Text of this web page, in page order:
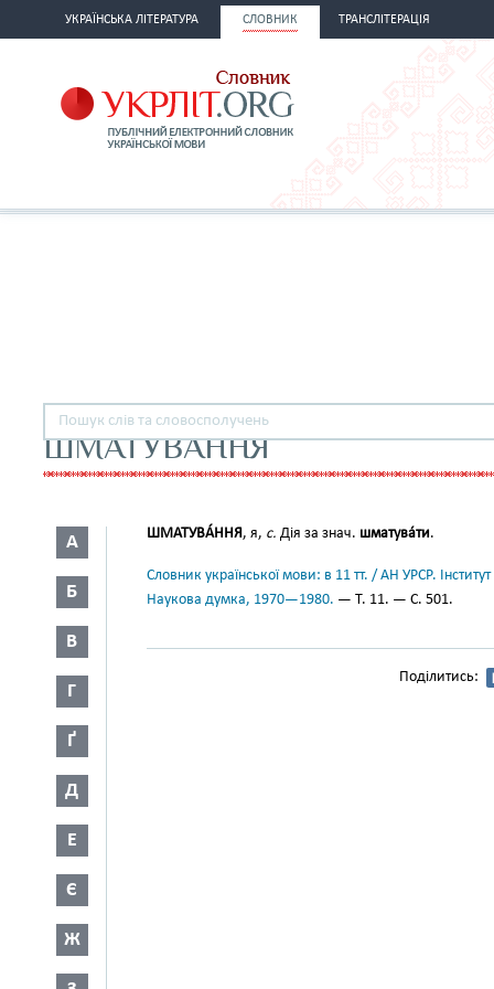
УКРАЇНСЬКА ЛІТЕРАТУРА СЛОВНИК ТРАНСЛІТЕРАЦІЯ
ШМАТУВАННЯ
А
Б
В
Г
Ґ
Д
Е
Є
Ж
ШМАТУВА́ННЯ, я, с. Дія за знач. шматува́ти.
Словник української мови: в 11 тт. / АН УРСР.
Наукова думка, 1970—1980. — Т. 11. — С. 501.
Поділитись: